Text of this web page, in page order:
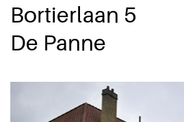
Bortierlaan 5
De Panne